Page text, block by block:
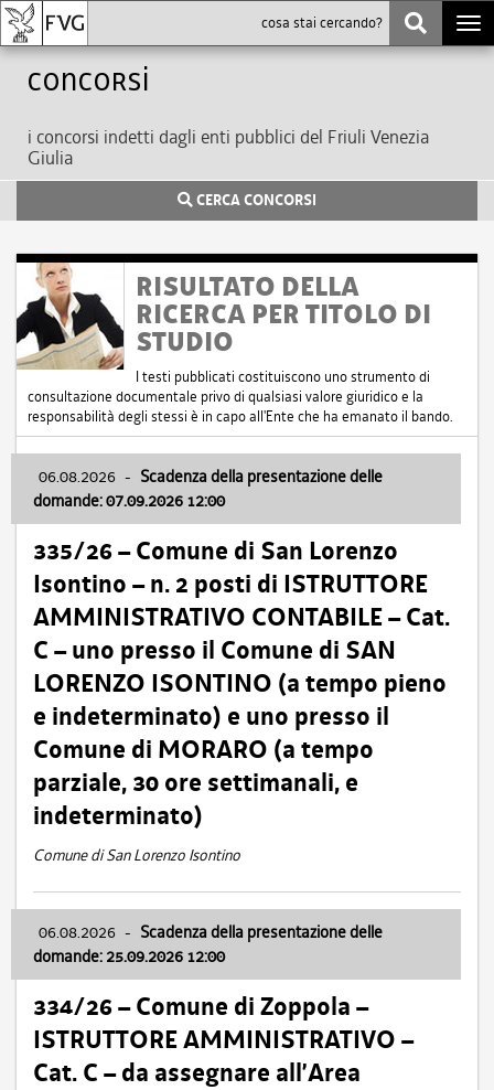
Concorsi
i concorsi indetti dagli enti pubblici del Friuli Venezia
Giulia
CERCA CONCORSI
RISULTATO DELLA
RICERCA PER TITOLO DI
STUDIO
I testi pubblicati costituiscono uno strumento di
consultazione documentale privo di qualsiasi valore giuridico e la
responsabilità degli stessi è in capo all'Ente che ha emanato il bando.
06.08.2026 - Scadenza della presentazione delle
domande: 07.09.2026 12:00
335/26 – Comune di San Lorenzo
Isontino – n. 2 posti di ISTRUTTORE
AMMINISTRATIVO CONTABILE – Cat.
C – uno presso il Comune di SAN
LORENZO ISONTINO (a tempo pieno
e indeterminato) e uno presso il
Comune di MORARO (a tempo
parziale, 30 ore settimanali, e
indeterminato)
Comune di San Lorenzo Isontino
06.08.2026 - Scadenza della presentazione delle
domande: 25.09.2026 12:00
334/26 – Comune di Zoppola –
ISTRUTTORE AMMINISTRATIVO –
Cat. C – da assegnare all’Area